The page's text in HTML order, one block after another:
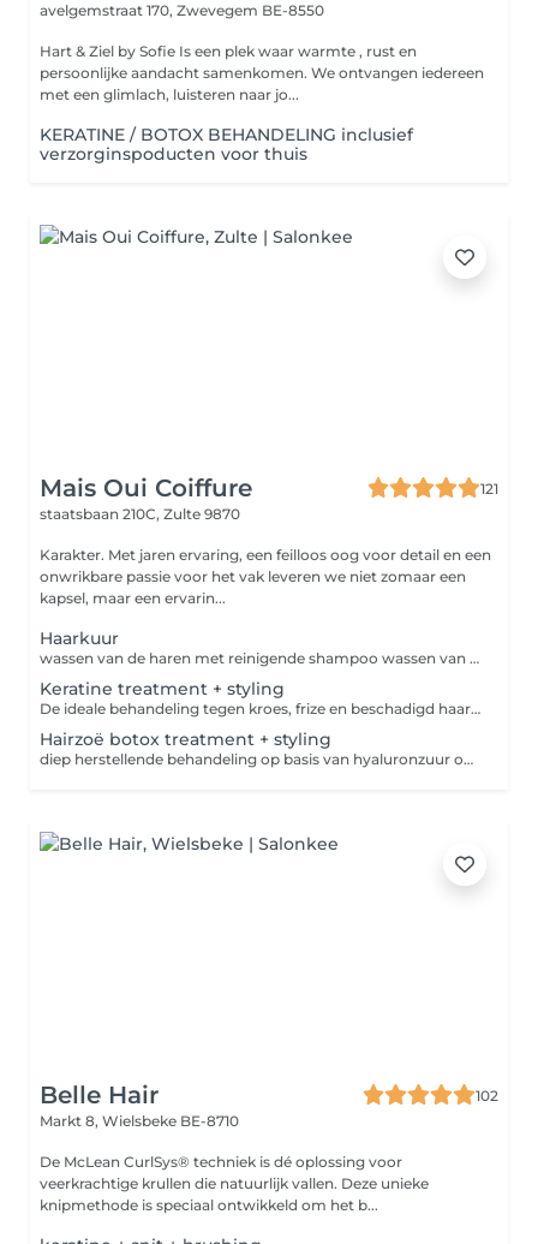
avelgemstraat 170, Zwevegem BE-8550
Hart & Ziel by Sofie Is een plek waar warmte , rust en
persoonlijke aandacht samenkomen. We ontvangen iedereen
met een glimlach, luisteren naar jo...
KERATINE / BOTOX BEHANDELING inclusief
verzorginspoducten voor thuis
Mais Oui Coiffure
121
staatsbaan 210C, Zulte 9870
Karakter. Met jaren ervaring, een feilloos oog voor detail en een
onwrikbare passie voor het vak leveren we niet zomaar een
kapsel, maar een ervarin...
Haarkuur
wassen van de haren met reinigende shampoo wassen van de haren met aangepaste shampoo ( kleur , volume, droog haar ) aanbrengen intensieve herstellende verzorging met hoofdmassage '5 aanbrengen verzorgend hydraterend masker met warme handdoek en aroma '5
Keratine treatment + styling
De ideale behandeling tegen kroes, frize en beschadigd haar Herstelt de haren diep vanbinnen Onmiddellijk resultaat Haar valt makkelijker in model en langer houdbaar Minder werk in de badkamer Topbehandeling in het salon Glanzend, gezond haar tot 6 maand lang Incl. Brushing + tang Snit in supplement Verleng je resultaat en krijg na je keratinebehandeling je nazorgproducten ( shampoo en verzorging ) met 10% korting !
Hairzoë botox treatment + styling
diep herstellende behandeling op basis van hyaluronzuur onmiddellijk resultaat kan toegepast worden na kleurbehandelingen duurtijd 15' styling incl. snit in supplement
Belle Hair
102
Markt 8, Wielsbeke BE-8710
De McLean CurlSys® techniek is dé oplossing voor
veerkrachtige krullen die natuurlijk vallen. Deze unieke
knipmethode is speciaal ontwikkeld om het b...